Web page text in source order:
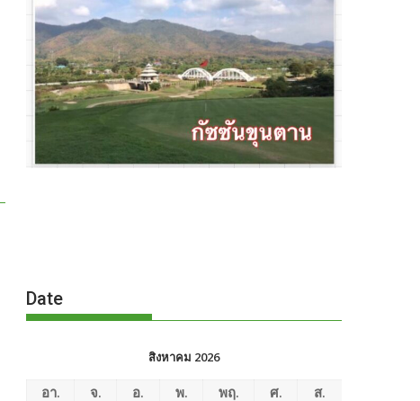
Date
สิงหาคม 2026
อา. จ. อ. พ. พฤ. ศ.
ส.